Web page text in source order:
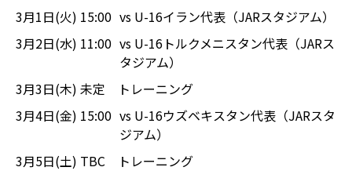
3月1日(火) 15:00 vs U-16イラン代表（JARスタジアム）
3月2日(水) 11:00 vs U-16トルクメニスタン代表（JARス
タジアム）
3月3日(木) 未定
トレーニング
3月4日(金) 15:00 vs U-16ウズベキスタン代表（JARスタ
ジアム）
3月5日(土) TBC
トレーニング